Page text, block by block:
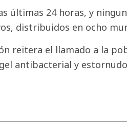
últimas 24 horas, y
distribuidos en ocho
reitera el llamado a la
antibacterial y